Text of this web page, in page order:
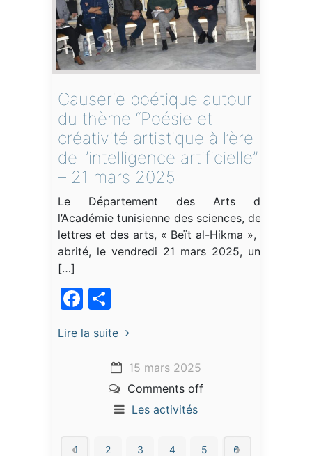
Causerie poétique autour
du thème “Poésie et
créativité artistique à l’ère
de l’intelligence artificielle”
– 21 mars 2025
Le Département des Arts de
l’Académie tunisienne des sciences, des
lettres et des arts, « Beït al-Hikma », a
abrité, le vendredi 21 mars 2025, une
[…]
Facebook
Lire la suite
15 mars 2025
Comments off
Les activités
1 2 3 4 5 6